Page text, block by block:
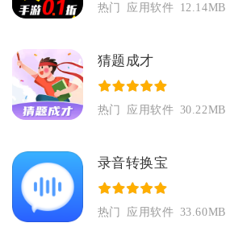
热门 应用软件 12.14MB
猜题成才
热门 应用软件 30.22MB
录音转换宝
热门 应用软件 33.60MB